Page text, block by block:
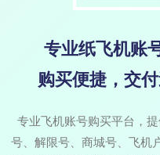
专业纸飞机账
购买便捷，交
专业飞机账号购买平台，
号、解限号、商城号、飞机